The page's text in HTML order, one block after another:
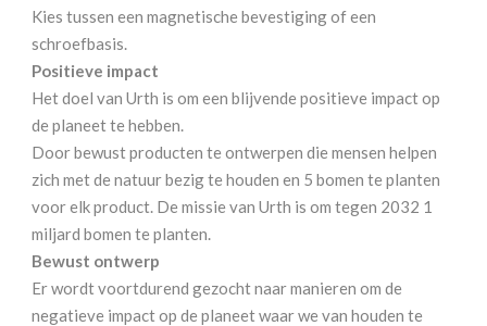
Kies tussen een magnetische bevestiging of een
schroefbasis.
Positieve impact
Het doel van Urth is om een blijvende positieve impact op
de planeet te hebben.
Door bewust producten te ontwerpen die mensen helpen
zich met de natuur bezig te houden en 5 bomen te planten
voor elk product. De missie van Urth is om tegen 2032 1
miljard bomen te planten.
Bewust ontwerp
Er wordt voortdurend gezocht naar manieren om de
negatieve impact op de planeet waar we van houden te